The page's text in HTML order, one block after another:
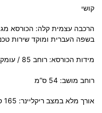
קושי
הרכבה עצמית קלה: הכורסא
בשפה העברית ומוקד שירות
מידות הכורסא: רוחב 85 / עומק 90 / גובה 104 ס”מ
רוחב מושב: 54 ס”מ
אורך מלא במצב ריקליינר: 165 ס”מ